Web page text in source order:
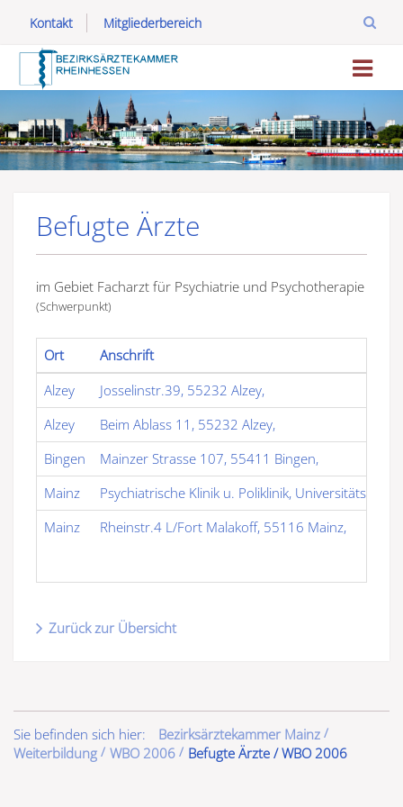
Kontakt Mitgliederbereich
Befugte Ärzte
im Gebiet Facharzt für Psychiatrie und Psychotherapie
(Schwerpunkt)
Ort
Anschrift
Alzey
Josselinstr.39, 55232 Alzey,
Alzey
Beim Ablass 11, 55232 Alzey,
Bingen
Mainzer Strasse 107, 55411 Bingen,
Mainz
Psychiatrische Klinik u. Poliklinik,
Mainz
Rheinstr.4 L/Fort Malakoff, 55116 Mainz,
Zurück zur Übersicht
Sie befinden sich hier:
Bezirksärztekammer Mainz
Weiterbildung
WBO 2006 Befugte Ärzte / WBO 2006